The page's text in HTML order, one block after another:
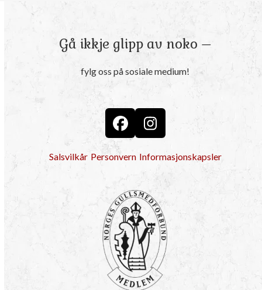
Gå ikkje glipp av noko –
fylg oss på sosiale medium!
FacebookInstagram
Salsvilkår Personvern Informasjonskapsler